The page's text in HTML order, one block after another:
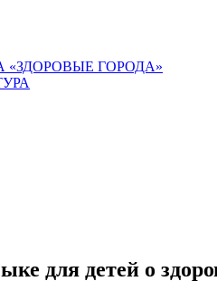
ГОРОДА»
для детей о